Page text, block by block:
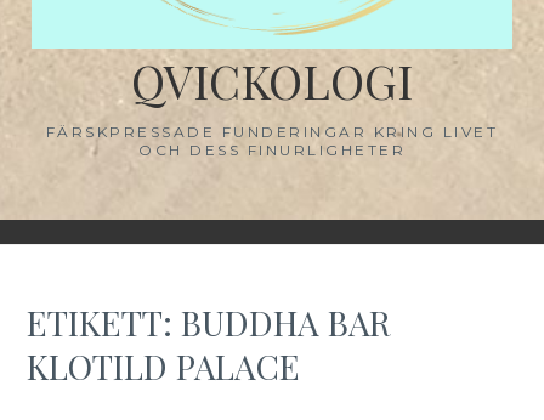
QVICKOLOGI
FÄRSKPRESSADE FUNDERINGAR KRING LIVET
OCH DESS FINURLIGHETER
ETIKETT:BUDDHA BAR
KLOTILD PALACE